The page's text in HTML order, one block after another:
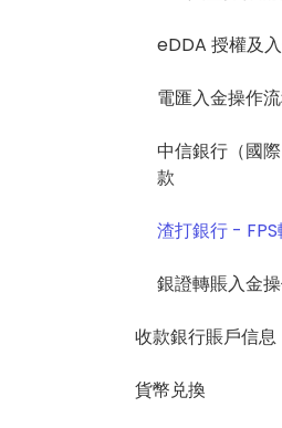
eDDA 授權及
電匯入金操作
中信銀行（國
款
渣打銀行 -
銀證轉賬入金
收款銀行賬戶信息
貨幣兑換